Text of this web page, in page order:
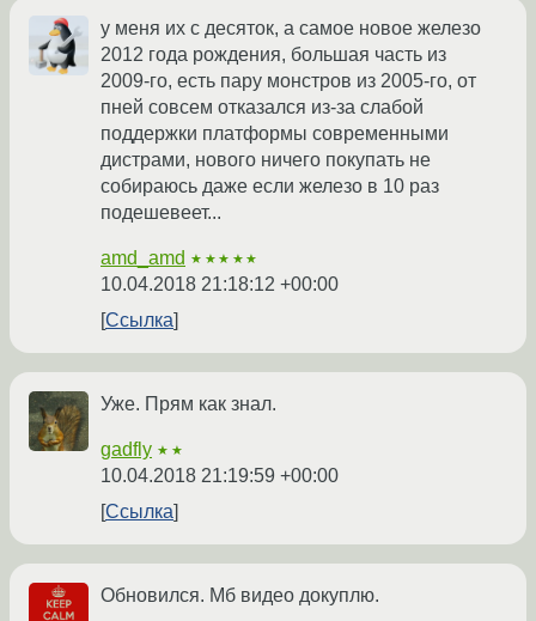
у меня их с десяток, а самое новое железо
2012 года рождения, большая часть из
2009-го, есть пару монстров из 2005-го, от
пней совсем отказался из-за слабой
поддержки платформы современными
дистрами, нового ничего покупать не
собираюсь даже если железо в 10 раз
подешевеет...
amd_amd ★★★★★
10.04.2018 21:18:12 +00:00
Ссылка
Уже. Прям как знал.
gadfly ★★
10.04.2018 21:19:59 +00:00
Ссылка
Обновился. Мб видео докуплю.